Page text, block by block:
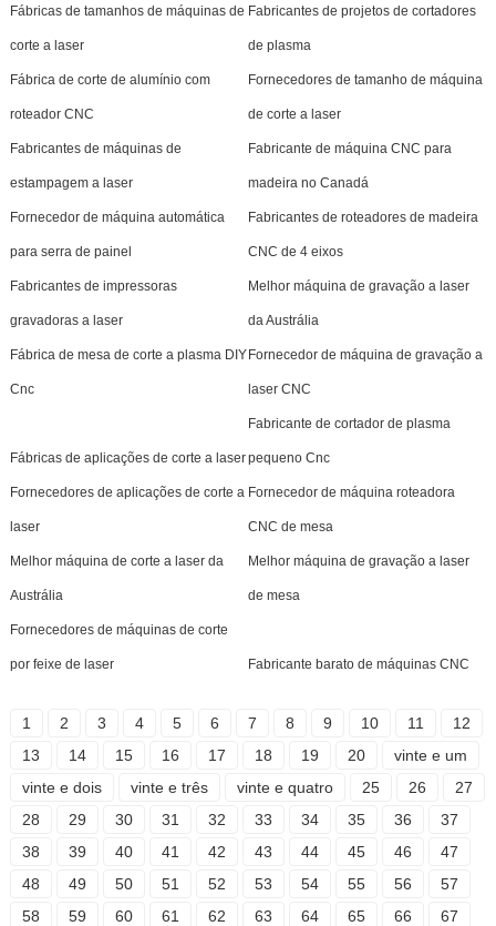
Fábricas de tamanhos de máquinas de
corte a laser
Fabricantes de projetos de cortadores
de plasma
Fábrica de corte de alumínio com
roteador CNC
Fornecedores de tamanho de máquina
de corte a laser
Fabricantes de máquinas de
estampagem a laser
Fabricante de máquina CNC para
madeira no Canadá
Fornecedor de máquina automática
para serra de painel
Fabricantes de roteadores de madeira
CNC de 4 eixos
Fabricantes de impressoras
gravadoras a laser
Melhor máquina de gravação a laser
da Austrália
Fábrica de mesa de corte a plasma DIY
Cnc
Fornecedor de máquina de gravação a
laser CNC
Fábricas de aplicações de corte a laser
Fabricante de cortador de plasma
pequeno Cnc
Fornecedores de aplicações de corte a
laser
Fornecedor de máquina roteadora
CNC de mesa
Melhor máquina de corte a laser da
Austrália
Melhor máquina de gravação a laser
de mesa
Fornecedores de máquinas de corte
por feixe de laser Fabricante barato de máquinas CNC
1 2 3 4 5 6 7 8 9 10 11
12
13
14 15 16 17 18 19 20
vinte e um
vinte e dois
vinte e três vinte e quatro 25 26
27
28
29 30 31 32 33 34 35 36
37
38
39 40 41 42 43 44 45 46
47
48
49 50 51 52 53 54 55 56
57
58
59 60 61 62 63 64 65 66
67